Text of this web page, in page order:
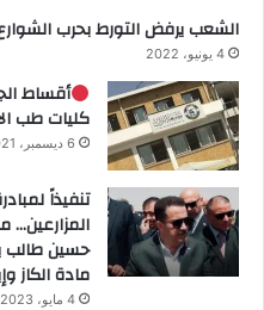
الشعب يرفض التورط بحرب
4 يونيو، 2022
أقساط
كليات طب
6 ديسمبر، 2021
تنفيذاً
المزارعين…
حسين طالب
مادة الكاز
4 مايو، 2023